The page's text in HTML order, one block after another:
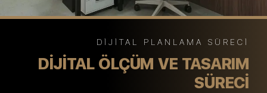
DIJITAL PLANLAMA SÜRECI
DIJITAL ÖLÇÜM VE TASARIM
SÜRECI